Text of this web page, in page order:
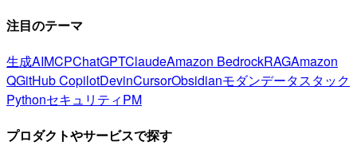
注目のテーマ
生成AIMCPChatGPTClaudeAmazon BedrockRAGAmazon
QGitHub CopilotDevinCursorObsidianモダンデータスタック
PythonセキュリティPM
プロダクトやサービスで探す